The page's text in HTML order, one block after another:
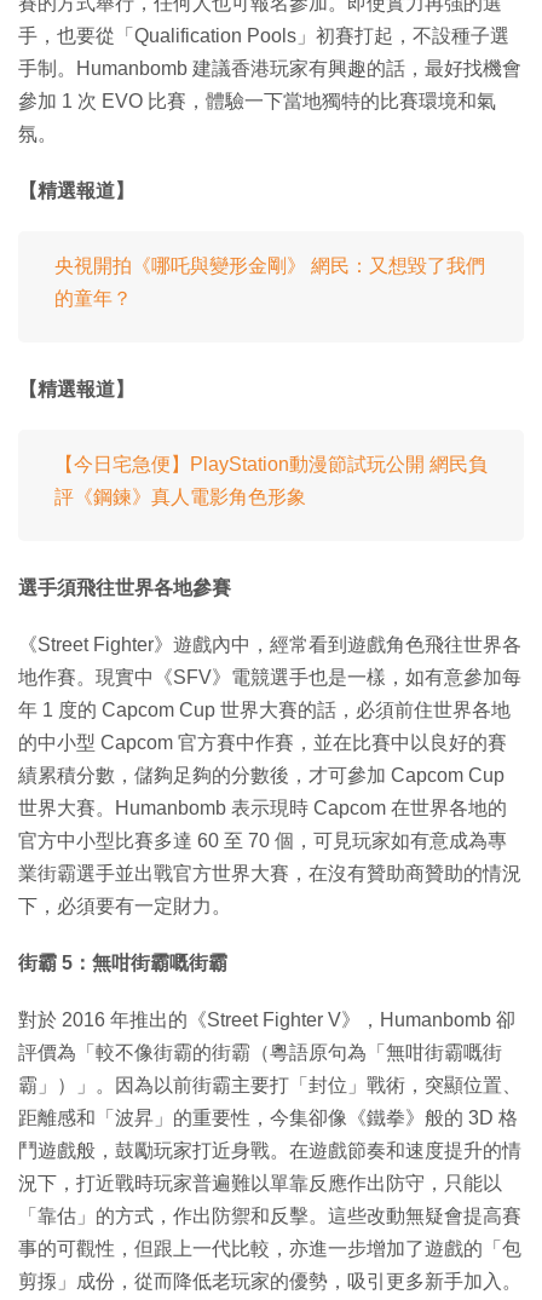
手，也要從「Qualification Pools」初賽打起，不設種子選
手制。Humanbomb 建議香港玩家有興趣的話，最好找機會
參加 1 次 EVO 比賽，體驗一下當地獨特的比賽環境和氣
氛。
【精選報道】
央視開拍《哪吒與變形金剛》 網民：又想毀了我們
的童年？
【精選報道】
【今日宅急便】PlayStation動漫節試玩公開 網民負
評《鋼鍊》真人電影角色形象
選手須飛往世界各地參賽
《Street Fighter》遊戲內中，經常看到遊戲角色飛往世界各
地作賽。現實中《SFV》電競選手也是一樣，如有意參加每
年 1 度的 Capcom Cup 世界大賽的話，必須前住世界各地
的中小型 Capcom 官方賽中作賽，並在比賽中以良好的賽
績累積分數，儲夠足夠的分數後，才可參加 Capcom Cup
世界大賽。Humanbomb 表示現時 Capcom 在世界各地的
官方中小型比賽多達 60 至 70 個，可見玩家如有意成為專
業街霸選手並出戰官方世界大賽，在沒有贊助商贊助的情況
下，必須要有一定財力。
街霸 5：無咁街霸嘅街霸
對於 2016 年推出的《Street Fighter V》，Humanbomb 卻
評價為「較不像街霸的街霸（粵語原句為「無咁街霸嘅街
霸」）」。因為以前街霸主要打「封位」戰術，突顯位置、
距離感和「波昇」的重要性，今集卻像《鐵拳》般的 3D 格
鬥遊戲般，鼓勵玩家打近身戰。在遊戲節奏和速度提升的情
況下，打近戰時玩家普遍難以單靠反應作出防守，只能以
「靠估」的方式，作出防禦和反擊。這些改動無疑會提高賽
事的可觀性，但跟上一代比較，亦進一步增加了遊戲的「包
剪揼」成份，從而降低老玩家的優勢，吸引更多新手加入。